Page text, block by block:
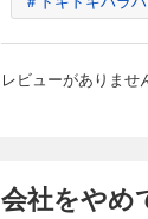
レビューがありませ
会社をや